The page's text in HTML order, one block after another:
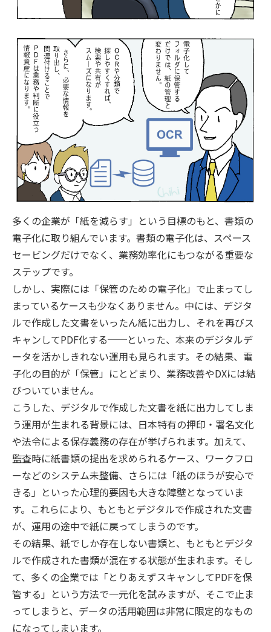
多くの企業が「紙を減らす」という目標のもと、書類の
電子化に取り組んでいます。書類の電子化は、スペース
セービングだけでなく、業務効率化にもつながる重要な
ステップです。
しかし、実際には「保管のための電子化」で止まってし
まっているケースも少なくありません。中には、デジタ
ルで作成した文書をいったん紙に出力し、それを再びス
キャンしてPDF化する──といった、本来のデジタルデ
ータを活かしきれない運用も見られます。その結果、電
子化の目的が「保管」にとどまり、業務改善やDXには結
びついていません。
こうした、デジタルで作成した文書を紙に出力してしま
う運用が生まれる背景には、日本特有の押印・署名文化
や法令による保存義務の存在が挙げられます。加えて、
監査時に紙書類の提出を求められるケース、ワークフロ
ーなどのシステム未整備、さらには「紙のほうが安心で
きる」といった心理的要因も大きな障壁となっていま
す。これらにより、もともとデジタルで作成された文書
が、運用の途中で紙に戻ってしまうのです。
その結果、紙でしか存在しない書類と、もともとデジタ
ルで作成された書類が混在する状態が生まれます。そし
て、多くの企業では「とりあえずスキャンしてPDFを保
管する」という方法で一元化を試みますが、そこで止ま
ってしまうと、データの活用範囲は非常に限定的なもの
になってしまいます。